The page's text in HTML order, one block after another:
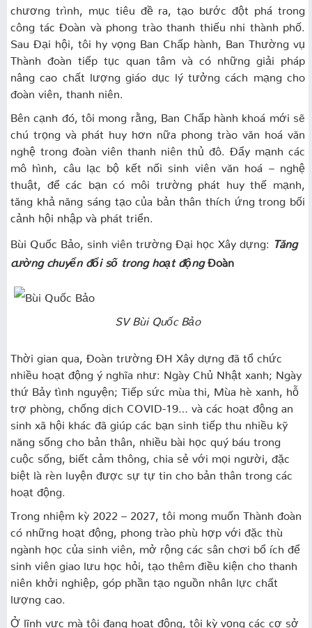
chương trình, mục tiêu đề ra, tạo bước đột phá trong
công tác Đoàn và phong trào thanh thiếu nhi thành phố.
Sau Đại hội, tôi hy vọng Ban Chấp hành, Ban Thường vụ
Thành đoàn tiếp tục quan tâm và có những giải pháp
nâng cao chất lượng giáo dục lý tưởng cách mạng cho
đoàn viên, thanh niên.
Bên cạnh đó, tôi mong rằng, Ban Chấp hành khoá mới sẽ
chú trọng và phát huy hơn nữa phong trào văn hoá văn
nghệ trong đoàn viên thanh niên thủ đô. Đẩy mạnh các
mô hình, câu lạc bộ kết nối sinh viên văn hoá – nghệ
thuật, để các bạn có môi trường phát huy thế mạnh,
tăng khả năng sáng tạo của bản thân thích ứng trong bối
cảnh hội nhập và phát triển.
Bùi Quốc Bảo, sinh viên trường Đại học Xây dựng: Tăng
cường chuyển đổi số trong hoạt độngĐoàn
SV Bùi Quốc Bảo
Thời gian qua, Đoàn trường ĐH Xây dựng đã tổ chức
nhiều hoạt động ý nghĩa như: Ngày Chủ Nhật xanh; Ngày
thứ Bảy tình nguyện; Tiếp sức mùa thi, Mùa hè xanh, hỗ
trợ phòng, chống dịch COVID-19… và các hoạt động an
sinh xã hội khác đã giúp các bạn sinh tiếp thu nhiều kỹ
năng sống cho bản thân, nhiều bài học quý báu trong
cuộc sống, biết cảm thông, chia sẻ với mọi người, đặc
biệt là rèn luyện được sự tự tin cho bản thân trong các
hoạt động.
Trong nhiệm kỳ 2022 – 2027, tôi mong muốn Thành đoàn
có những hoạt động, phong trào phù hợp với đặc thù
ngành học của sinh viên, mở rộng các sân chơi bổ ích để
sinh viên giao lưu học hỏi, tạo thêm điều kiện cho thanh
niên khởi nghiệp, góp phần tạo nguồn nhân lực chất
lượng cao.
Ở lĩnh vực mà tôi đang hoạt động, tôi kỳ vọng các cơ sở